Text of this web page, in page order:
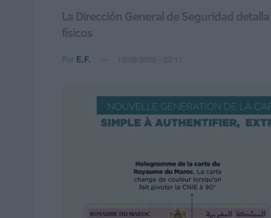
La Dirección General de Seguridad
físicos
Por E.F. 13/08/2020 - 23:11